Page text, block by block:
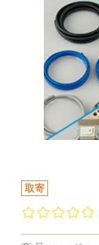
取寄